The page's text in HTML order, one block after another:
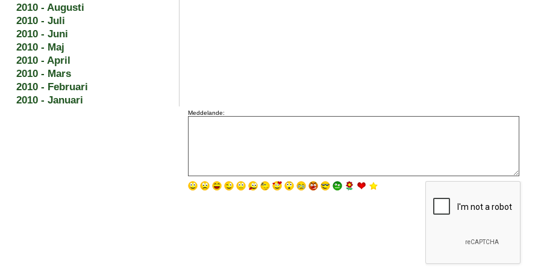
2010 - Augusti
2010 - Juli
2010 - Juni
2010 - Maj
2010 - April
2010 - Mars
2010 - Februari
2010 - Januari
Meddelande: